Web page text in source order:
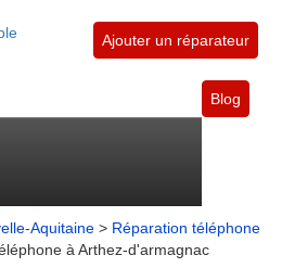
Ajouter un réparateur
Blog
Aquitaine > Réparation téléphone
à Arthez-d'armagnac